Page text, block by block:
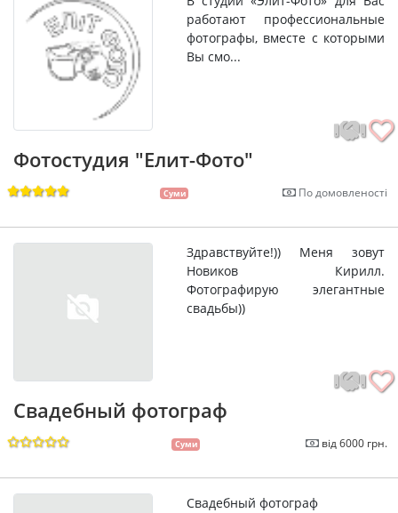
работают профессиональные
фотографы, вместе с которыми
Вы смо...
Фотостудия "Елит-Фото"
Суми По домовленості
Здравствуйте!)) Меня зовут
Новиков Кирилл.
Фотографирую элегантные
свадьбы))
Свадебный фотограф
Суми від 6000 грн.
Свадебный фотограф